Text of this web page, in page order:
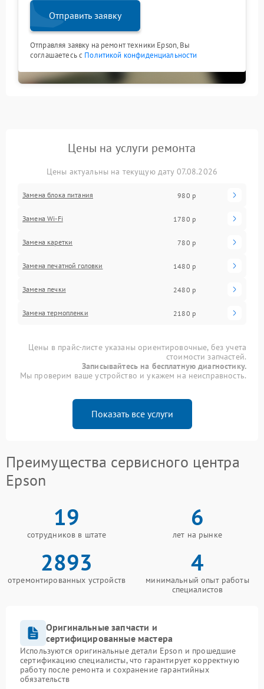
Отправить заявку
Отправляя заявку на ремонт техники Epson, Вы
соглашаетесь с Политикой конфиденциальности
Цены на услуги ремонта
Цены актуальны на текущую дату 07.08.2026
Замена блока питания 980 р
Замена Wi-Fi 1780 р
Замена каретки 780 р
Замена печатной головки 1480 р
Замена печки 2480 р
Замена термопленки 2180 р
Цены в прайс-листе указаны ориентировочные, без учета
стоимости запчастей.
Записывайтесь на бесплатную диагностику.
Мы проверим ваше устройство и укажем на неисправность.
Показать все услуги
Преимущества сервисного центра
Epson
19
сотрудников в штате
6
лет на рынке
2893
отремонтированных устройств
4
минимальный опыт работы
специалистов
Оригинальные запчасти и
сертифицированные мастера
Используются оригинальные детали Epson и прошедшие
сертификацию специалисты, что гарантирует корректную
работу после ремонта и сохранение гарантийных
обязательств